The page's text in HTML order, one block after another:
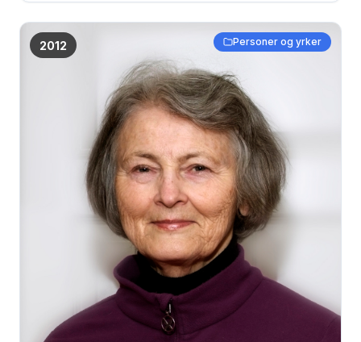
2012 Personer og yrker